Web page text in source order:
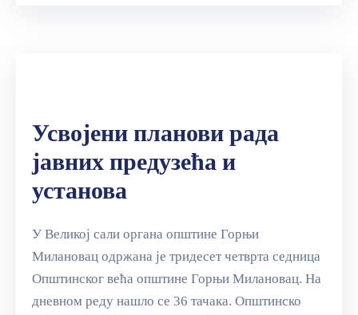
Усвојени планови рада
јавних предузећа и
установа
У Великој сали органа општине Горњи
Милановац одржана је тридесет четврта седница
Општинског већа општине Горњи Милановац. На
дневном реду нашло се 36 тачака. Општинско